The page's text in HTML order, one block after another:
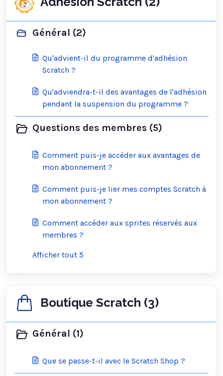
Général (2)
Qu'advient-il du programme d'adhésion
Scratch ?
Qu'adviendra-t-il des avantages de l'adhésion
pendant la suspension du programme ?
Questions des membres (5)
Comment puis-je accéder aux avantages de
mon abonnement ?
Comment puis-je lier mes comptes Scratch à
mon abonnement ?
Comment accéder aux sprites réservés aux
membres ?
Afficher tout 5
Boutique Scratch (3)
Général (1)
Que se passe-t-il avec le Scratch Shop ?